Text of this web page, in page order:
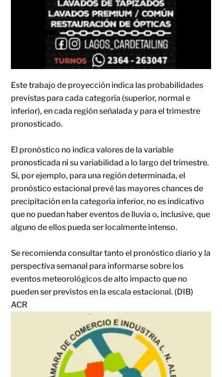
Este trabajo de proyección indica las probabilidades
previstas para cada categoría (superior, normal e
inferior), en cada región señalada y para el trimestre
pronosticado.
El pronóstico no indica valores de la variable
pronosticada ni su variabilidad a lo largo del trimestre.
Si, por ejemplo, para una región determinada, el
pronóstico estacional prevé las mayores chances de
precipitación en la categoría inferior, no es indicativo
que no puedan haber eventos de lluvia o, inclusive, que
alguno de ellos pueda ser localmente intenso.
Se recomienda consultar tanto el pronóstico diario y la
perspectiva semanal para informarse sobre los
eventos meteorológicos de alto impacto que no
pueden ser previstos en la escala estacional. (DIB)
ACR